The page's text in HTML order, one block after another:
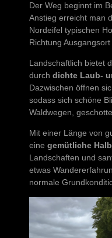
Der Weg beginnt im
Anstieg erreicht man
Nordeifel typischen
Richtung
Landschaftlich bietet
durch dichte Laub-
Dazwischen öffnen
sodass sich schöne
Waldwegen,
Mit einer Länge von
eine gemütliche
Landschaften und
etwas
normale